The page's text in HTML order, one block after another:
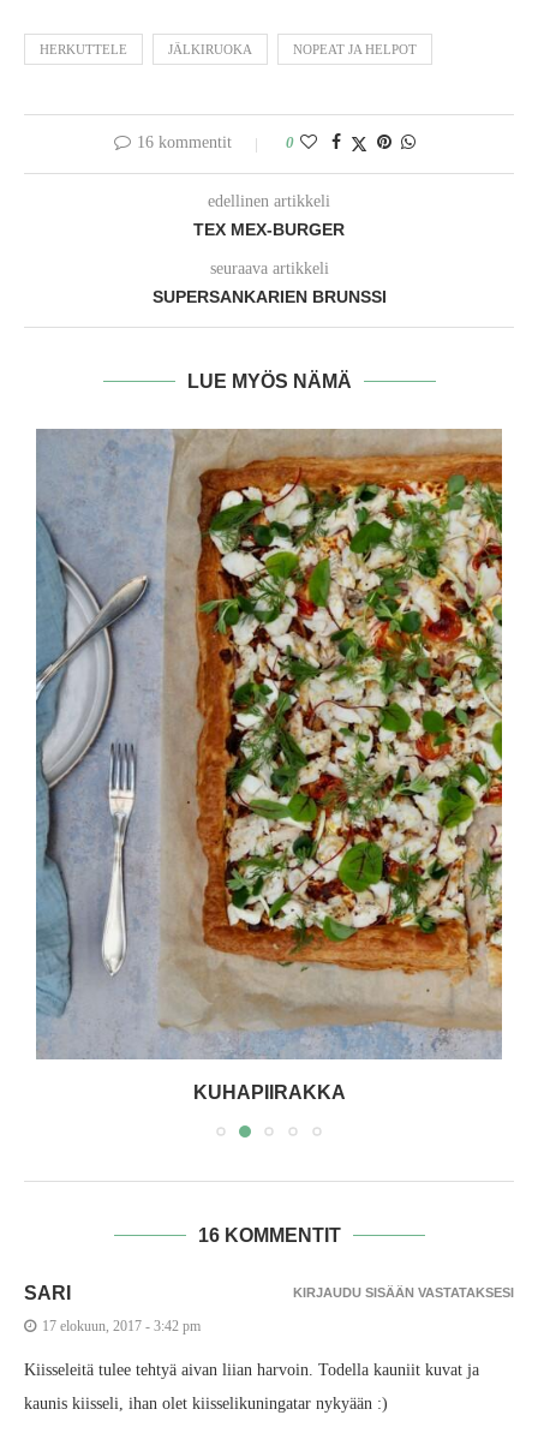
HERKUTTELE JÄLKIRUOKA NOPEAT JA HELPOT
16 kommentit 0
edellinen artikkeli
TEX MEX-BURGER
seuraava artikkeli
SUPERSANKARIEN BRUNSSI
LUE MYÖS NÄMÄ
KUHAPIIRAKKA
16 KOMMENTIT
SARI
17 elokuun, 2017 - 3:42 pm
Kiisseleitä tulee tehtyä aivan liian harvoin. Todella kauniit kuvat ja
kaunis kiisseli, ihan olet kiisselikuningatar nykyään :)
KIRJAUDU SISÄÄN VASTATAKSESI